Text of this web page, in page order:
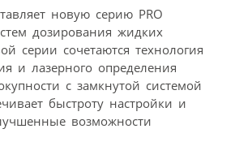
новую серию PRO
дозирования жидких
серии сочетаются технология
и лазерного определения
с замкнутой системой
быстроту настройки и
возможности